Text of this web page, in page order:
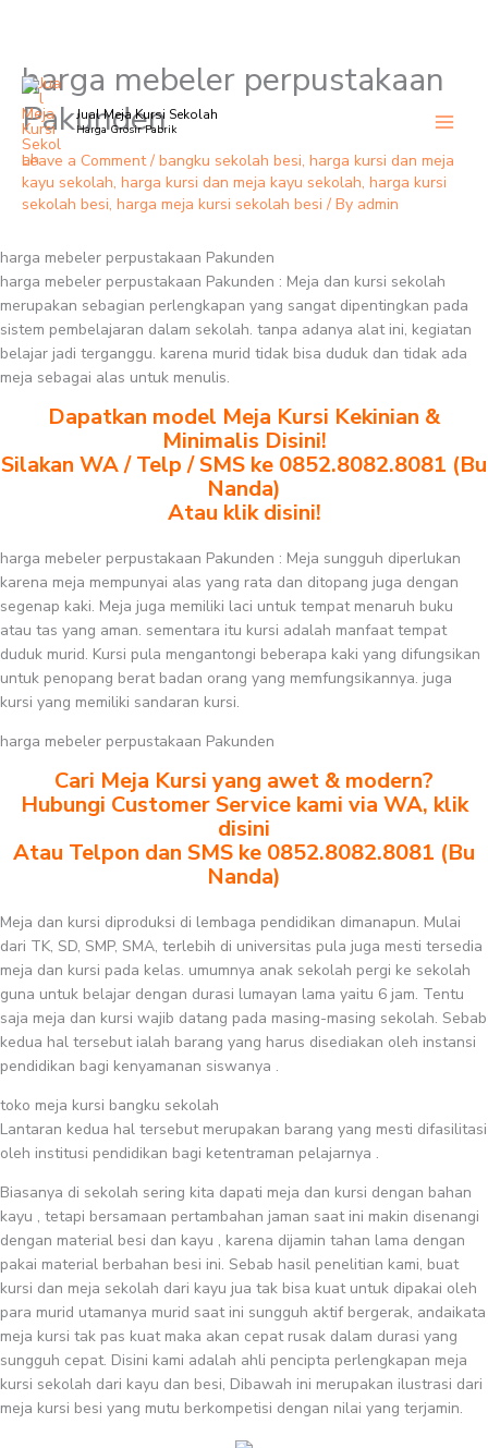
Skip
content
Jual Meja Kursi Sekolah
Harga Grosir Pabrik
harga mebeler perpustakaan
Pakunden
Leave a Comment / bangku sekolah besi, harga kursi dan meja
kayu sekolah, harga kursi dan meja kayu sekolah, harga kursi
sekolah besi, harga meja kursi sekolah besi / By admin
harga mebeler perpustakaan Pakunden
harga mebeler perpustakaan Pakunden : Meja dan kursi sekolah
merupakan sebagian perlengkapan yang sangat dipentingkan pada
sistem pembelajaran dalam sekolah. tanpa adanya alat ini, kegiatan
belajar jadi terganggu. karena murid tidak bisa duduk dan tidak ada
meja sebagai alas untuk menulis.
Dapatkan model Meja Kursi Kekinian &
Minimalis Disini!
Silakan WA / Telp / SMS ke 0852.8082.8081 (Bu
Nanda)
Atau klik disini!
harga mebeler perpustakaan Pakunden : Meja sungguh diperlukan
karena meja mempunyai alas yang rata dan ditopang juga dengan
segenap kaki. Meja juga memiliki laci untuk tempat menaruh buku
atau tas yang aman. sementara itu kursi adalah manfaat tempat
duduk murid. Kursi pula mengantongi beberapa kaki yang difungsikan
untuk penopang berat badan orang yang memfungsikannya. juga
kursi yang memiliki sandaran kursi.
harga mebeler perpustakaan Pakunden
Cari Meja Kursi yang awet & modern?
Hubungi Customer Service kami via WA, klik
disini
Atau Telpon dan SMS ke 0852.8082.8081 (Bu
Nanda)
Meja dan kursi diproduksi di lembaga pendidikan dimanapun. Mulai
dari TK, SD, SMP, SMA, terlebih di universitas pula juga mesti tersedia
meja dan kursi pada kelas. umumnya anak sekolah pergi ke sekolah
guna untuk belajar dengan durasi lumayan lama yaitu 6 jam. Tentu
saja meja dan kursi wajib datang pada masing-masing sekolah. Sebab
kedua hal tersebut ialah barang yang harus disediakan oleh instansi
pendidikan bagi kenyamanan siswanya .
toko meja kursi bangku sekolah
Lantaran kedua hal tersebut merupakan barang yang mesti difasilitasi
oleh institusi pendidikan bagi ketentraman pelajarnya .
Biasanya di sekolah sering kita dapati meja dan kursi dengan bahan
kayu , tetapi bersamaan pertambahan jaman saat ini makin disenangi
dengan material besi dan kayu , karena dijamin tahan lama dengan
pakai material berbahan besi ini. Sebab hasil penelitian kami, buat
kursi dan meja sekolah dari kayu jua tak bisa kuat untuk dipakai oleh
para murid utamanya murid saat ini sungguh aktif bergerak, andaikata
meja kursi tak pas kuat maka akan cepat rusak dalam durasi yang
sungguh cepat. Disini kami adalah ahli pencipta perlengkapan meja
kursi sekolah dari kayu dan besi, Dibawah ini merupakan ilustrasi dari
meja kursi besi yang mutu berkompetisi dengan nilai yang terjamin.